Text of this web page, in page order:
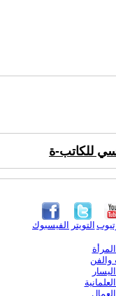
للكاتب-ة
الفيسبوك التويتر
والفن